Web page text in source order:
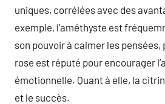
uniques, corrélées avec des
exemple, l’améthyste est
son pouvoir à calmer les
rose est réputé pour encourager
émotionnelle. Quant à elle, la
et le succès.